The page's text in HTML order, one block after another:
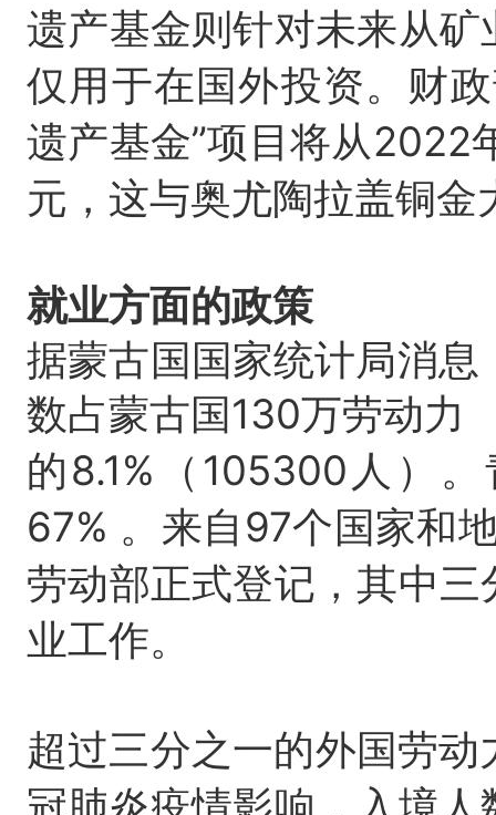
遗产基金则针对未来从
仅用于在国外投资。财
遗产基金”项目将从2022
元，这与奥尤陶拉盖铜
就业方面的政策
据蒙古国国家统计局消
数占蒙古国130万劳动力
的8.1%（105300人）
67% 。来自97个国家和
劳动部正式登记，其中
业工作。
超过三分之一的外国劳